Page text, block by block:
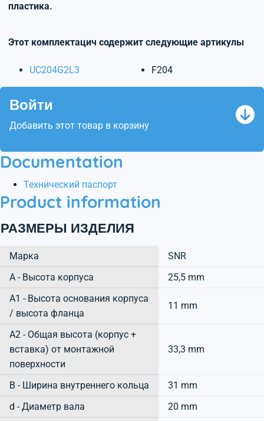
пластика.
Этот комплектацич содержит следующие артикулы
UC204G2L3 F204
Войти
Добавить этот товар в корзину
Documentation
Технический паспорт
Product information
РАЗМЕРЫ ИЗДЕЛИЯ
Марка
SNR
А - Высота корпуса
25,5 mm
A1 - Высота основания корпуса
/ высота фланца
11 mm
A2 - Общая высота (корпус +
вставка) от монтажной
поверхности
33,3 mm
B - Ширина внутреннего кольца
31 mm
d - Диаметр вала
20 mm